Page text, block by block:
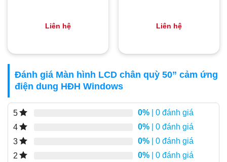
Liên hệ Liên hệ
Đánh giá Màn hình LCD chân quỳ 50” cảm ứng
điện dung HĐH Windows
5 0% | 0 đánh giá
4
0% | 0 đánh giá
3
0% | 0 đánh giá
2
0% | 0 đánh giá